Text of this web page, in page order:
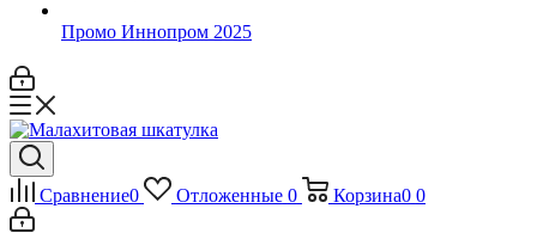
Промо Иннопром 2025
Сравнение0 Отложенные 0 Корзина0 0